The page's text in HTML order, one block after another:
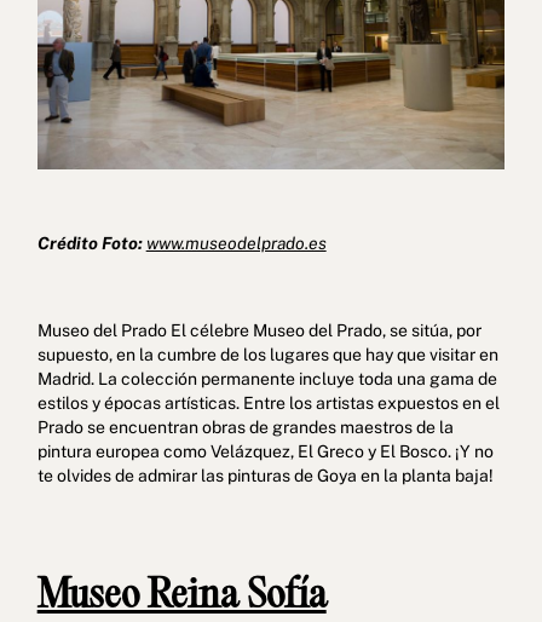
Crédito Foto: www.museodelprado.es
Museo del Prado El célebre Museo del Prado, se sitúa, por
supuesto, en la cumbre de los lugares que hay que visitar en
Madrid. La colección permanente incluye toda una gama de
estilos y épocas artísticas. Entre los artistas expuestos en el
Prado se encuentran obras de grandes maestros de la
pintura europea como Velázquez, El Greco y El Bosco. ¡Y no
te olvides de admirar las pinturas de Goya en la planta baja!
Museo Reina Sofía